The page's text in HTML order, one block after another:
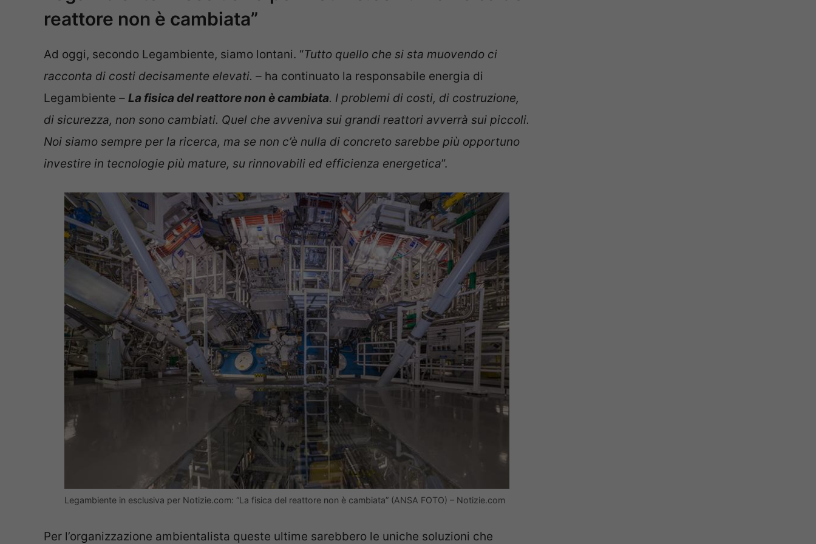
reattore non è cambiata”
Ad oggi, secondo Legambiente, siamo lontani. “Tutto quello che si sta muovendo ci
racconta di costi decisamente elevati. – ha continuato la responsabile energia di
Legambiente – La fisica del reattore non è cambiata. I problemi di costi, di costruzione,
di sicurezza, non sono cambiati. Quel che avveniva sui grandi reattori avverrà sui piccoli.
Noi siamo sempre per la ricerca, ma se non c’è nulla di concreto sarebbe più opportuno
investire in tecnologie più mature, su rinnovabili ed efficienza energetica”.
Legambiente in esclusiva per Notizie.com: “La fisica del reattore non è cambiata” (ANSA FOTO) – Notizie.com
Per l’organizzazione ambientalista queste ultime sarebbero le uniche soluzioni che